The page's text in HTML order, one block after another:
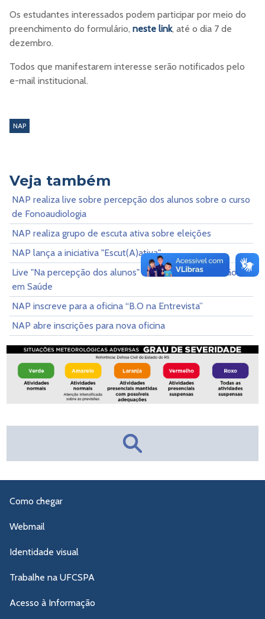
Os estudantes interessados podem participar por meio do
preenchimento do formulário, neste link, até o dia 7 de
dezembro.
Todos que manifestarem interesse serão notificados pelo
e-mail institucional.
NAP
Veja também
NAP realiza live sobre percepção dos alunos sobre o curso
de Fonoaudiologia
NAP realiza grupo de escuta ativa sobre eleições
NAP lança a iniciativa "Escut(A)ativa"
Live "Na percepção dos alunos" do NAP aborda Gestão
em Saúde
NAP inscreve para a oficina “B.O na Entrevista”
NAP abre inscrições para nova oficina
Como chegar
Webmail
Identidade visual
Trabalhe na UFCSPA
Acesso à Informação